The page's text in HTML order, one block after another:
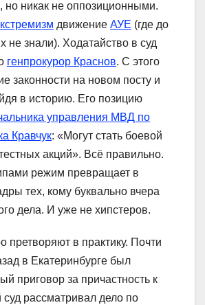
никак не оппозиционными.
движение АУЕ (где до
не знали). Ходатайство в суд
генпрокурор Краснов. С этого
законности на новом посту и
в историю. Его позицию
управления МВД по
Кравчук: «Могут стать боевой
акций». Всё правильно.
режим превращает в
тех, кому буквально вчера
дела. И уже не хипстеров.
претворяют в практику. Почти
в Екатеринбурге был
приговор за причастность к
рассматривал дело по